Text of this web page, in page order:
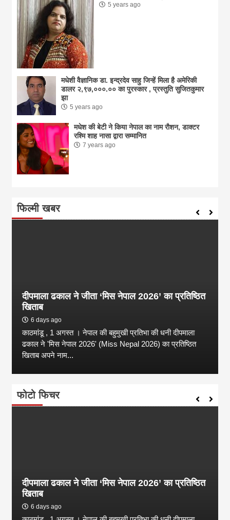
5 years ago
मधेशी वैज्ञानिक डा. इन्द्रदेव साहु जिन्हें मिला है अमेरिकी
डालर २,९७,०००.०० का पुरस्कार , प्रस्तुति सुजितकुमार
झा
5 years ago
मधेश की बेटी ने किया नेपाल का नाम राैशन, डाक्टर
रश्मि शाह नासा द्वारा सम्मानित
7 years ago
फिल्मी खबर
दीपमाला ढकाल ने जीता ‘मिस नेपाल 2026’ का प्रतिष्ठित
खिताब
6 days ago
काठमांडू , 1 अगस्त । नेपाल की बहुमुखी प्रतिभा की धनी दीपमाला
ढकाल ने 'मिस नेपाल 2026' (Miss Nepal 2026) का प्रतिष्ठित
खिताब अपने नाम...
फोटो फिचर
दीपमाला ढकाल ने जीता ‘मिस नेपाल 2026’ का प्रतिष्ठित
खिताब
6 days ago